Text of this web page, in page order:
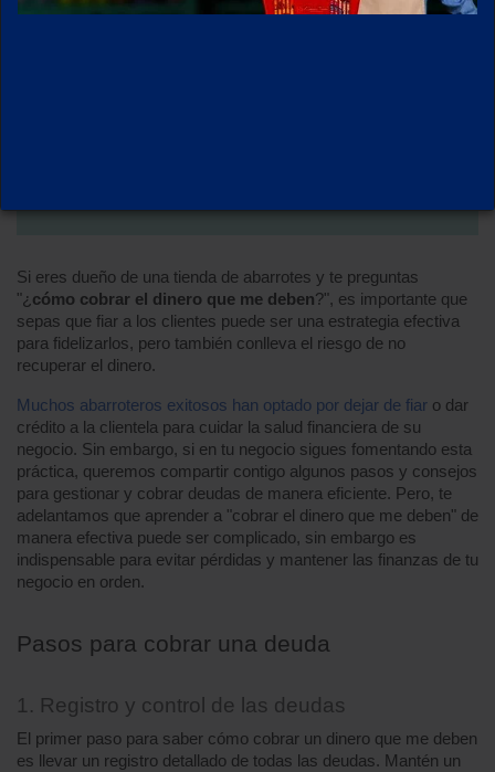
Si eres dueño de una tienda de abarrotes y te preguntas
"¿ cómo cobrar el dinero que me deben?", es importante que
sepas que fiar a los clientes puede ser una estrategia efectiva
para fidelizarlos, pero también conlleva el riesgo de no
recuperar el dinero.
Muchos abarroteros exitosos han optado por dejar de fiar o dar
crédito a la clientela para cuidar la salud financiera de su
negocio. Sin embargo, si en tu negocio sigues fomentando esta
práctica, queremos compartir contigo algunos pasos y consejos
para gestionar y cobrar deudas de manera eficiente. Pero, te
adelantamos que aprender a "cobrar el dinero que me deben" de
manera efectiva puede ser complicado, sin embargo es
indispensable para evitar pérdidas y mantener las finanzas de tu
negocio en orden.
Pasos para cobrar una deuda
1. Registro y control de las deudas
El primer paso para saber cómo cobrar un dinero que me deben
es llevar un registro detallado de todas las deudas. Mantén un